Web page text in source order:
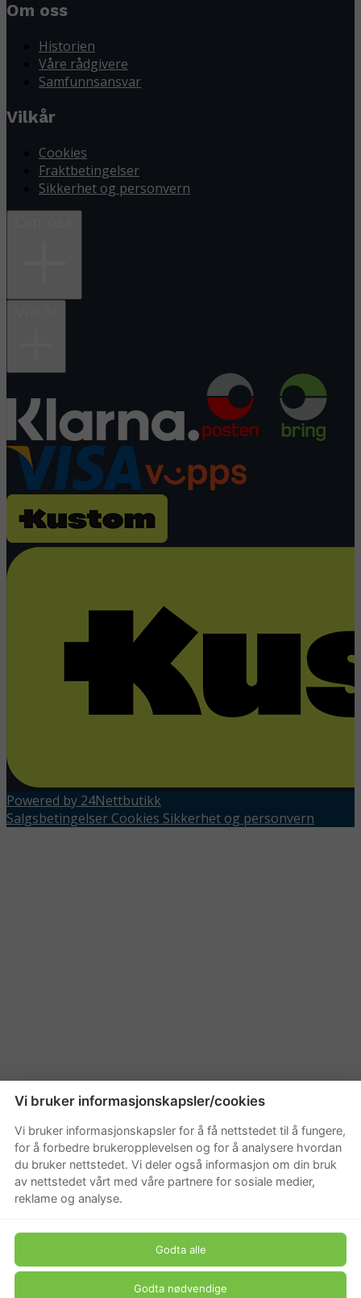
Om oss
Historien
Våre rådgivere
Samfunnsansvar
Vilkår
Cookies
Fraktbetingelser
Sikkerhet og personvern
Powered by 24Nettbutikk
Salgsbetingelser Cookies Sikkerhet og personvern
Vi bruker informasjonskapsler/cookies
Vi bruker informasjonskapsler for å få nettstedet til å fungere,
for å forbedre brukeropplevelsen og for å analysere hvordan
du bruker nettstedet. Vi deler også informasjon om din bruk
av nettstedet vårt med våre partnere for sosiale medier,
reklame og analyse.
Godta alle
Godta nødvendige